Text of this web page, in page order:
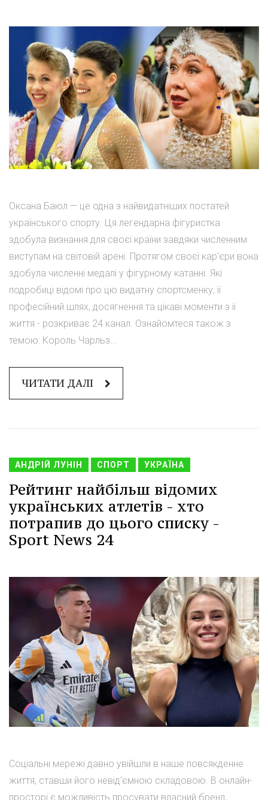
Оксана Баюл — це одна з найвидатніших постатей
українського спорту. Ця легендарна фігуристка
здобула визнання для своєї країни завдяки численним
виступам на світовій арені. Протягом своєї кар'єри вона
здобула численні медалі у фігурному катанні. Які
подробиці відомі про цю видатну спортсменку, її
професійний шлях, досягнення та цікаві моменти з її
життя - розкриває 24 канал. Ознайомтеся також з
темою: Король Чарльз...
ЧИТАТИ ДАЛІ
АНДРІЙ ЛУНІН СПОРТ УКРАЇНА
Рейтинг найбільш відомих
українських атлетів - хто
потрапив до цього списку -
Sport News 24
Соціальні мережі давно увійшли в наше повсякденне
життя, ставши його невід'ємною складовою. В онлайн-
просторі є можливість просувати власний бренд,